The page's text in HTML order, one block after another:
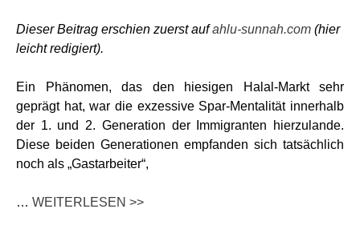
Dieser Beitrag erschien zuerst aufahlu-sunnah.com (hier
leicht redigiert).
Ein Phänomen, das den hiesigen Halal-Markt sehr
geprägt hat, war die exzessive Spar-Mentalität innerhalb
der 1. und 2. Generation der Immigranten hierzulande.
Diese beiden Generationen empfanden sich tatsächlich
noch als „Gastarbeiter“,
… WEITERLESEN >>